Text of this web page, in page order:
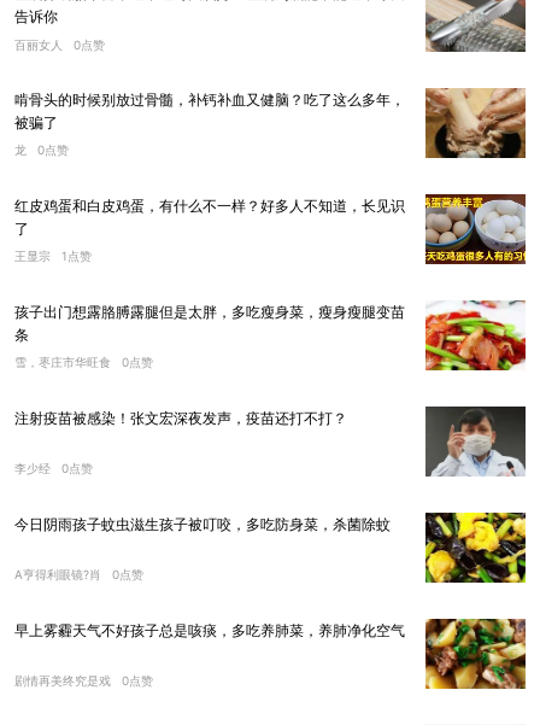
告诉你
百丽女人 0点赞
啃骨头的时候别放过骨髓，补钙补血又健脑？吃了这么多年，
被骗了
龙 0点赞
红皮鸡蛋和白皮鸡蛋，有什么不一样？好多人不知道，长见识
了
王显宗 1点赞
孩子出门想露胳膊露腿但是太胖，多吃瘦身菜，瘦身瘦腿变苗
条
雪，枣庄市华旺食 0点赞
注射疫苗被感染！张文宏深夜发声，疫苗还打不打？
李少经 0点赞
今日阴雨孩子蚊虫滋生孩子被叮咬，多吃防身菜，杀菌除蚊
A亨得利眼镜?肖 0点赞
早上雾霾天气不好孩子总是咳痰，多吃养肺菜，养肺净化空气
剧情再美终究是戏 0点赞